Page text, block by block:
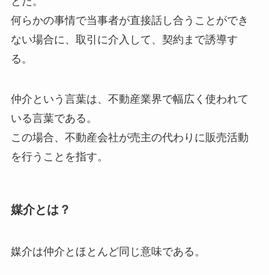
何らかの事情で当事者が直接話し合うことができ
ない場合に、取引に介入して、契約まで誘導す
る。
仲介という言葉は、不動産業界で幅広く使われて
いる言葉である。
この場合、不動産会社が売主の代わりに販売活動
を行うことを指す。
媒介とは？
媒介は仲介とほとんど同じ意味である。